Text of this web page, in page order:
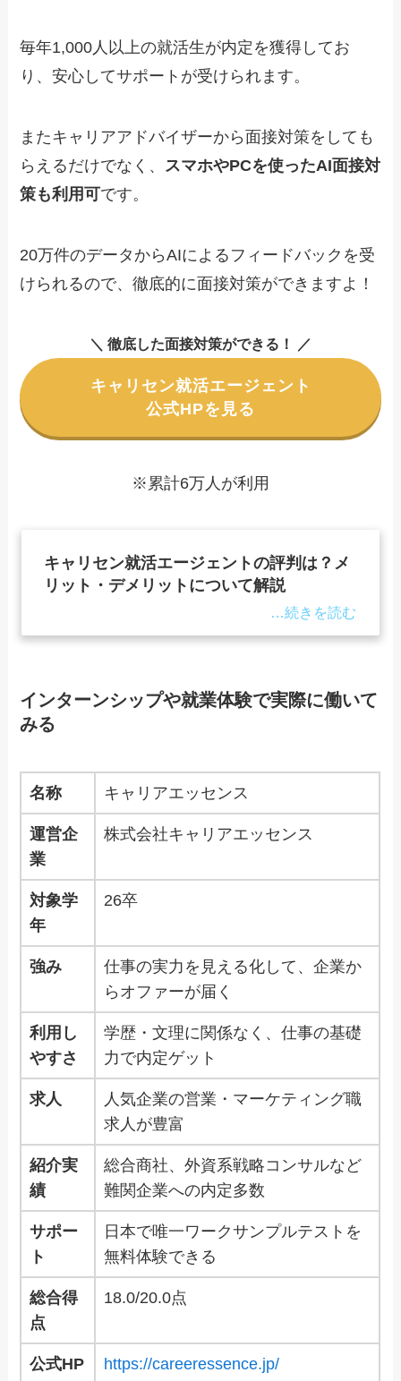
毎年1,000人以上の就活生が内定を獲得してお
り、安心してサポートが受けられます。
またキャリアアドバイザーから面接対策をしても
らえるだけでなく、 スマホやPCを使ったAI面接対
策も利用可です。
20万件のデータからAIによるフィードバックを受
けられるので、徹底的に面接対策ができますよ！
＼ 徹底した面接対策ができる！ ／
キャリセン就活エージェント
公式HPを見る
※累計6万人が利用
キャリセン就活エージェントの評判は？メ
リット・デメリットについて解説
インターンシップや就業体験で実際に働いて
みる
名称 キャリアエッセンス
運営企
業
株式会社キャリアエッセンス
対象学
年
26卒
強み
仕事の実力を見える化して、企業か
らオファーが届く
利用し
やすさ
学歴・文理に関係なく、仕事の基礎
力で内定ゲット
求人
人気企業の営業・マーケティング職
求人が豊富
紹介実
績
総合商社、外資系戦略コンサルなど
難関企業への内定多数
サポー
ト
日本で唯一ワークサンプルテストを
無料体験できる
総合得
点
18.0/20.0点
公式HP https://careeressence.jp/